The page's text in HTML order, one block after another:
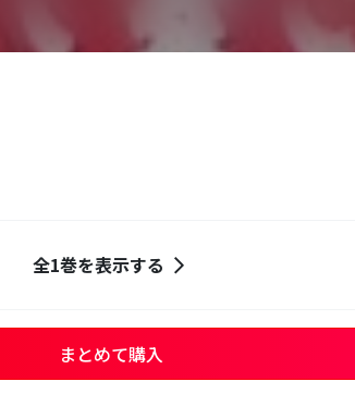
全1巻を表示する
まとめて購入